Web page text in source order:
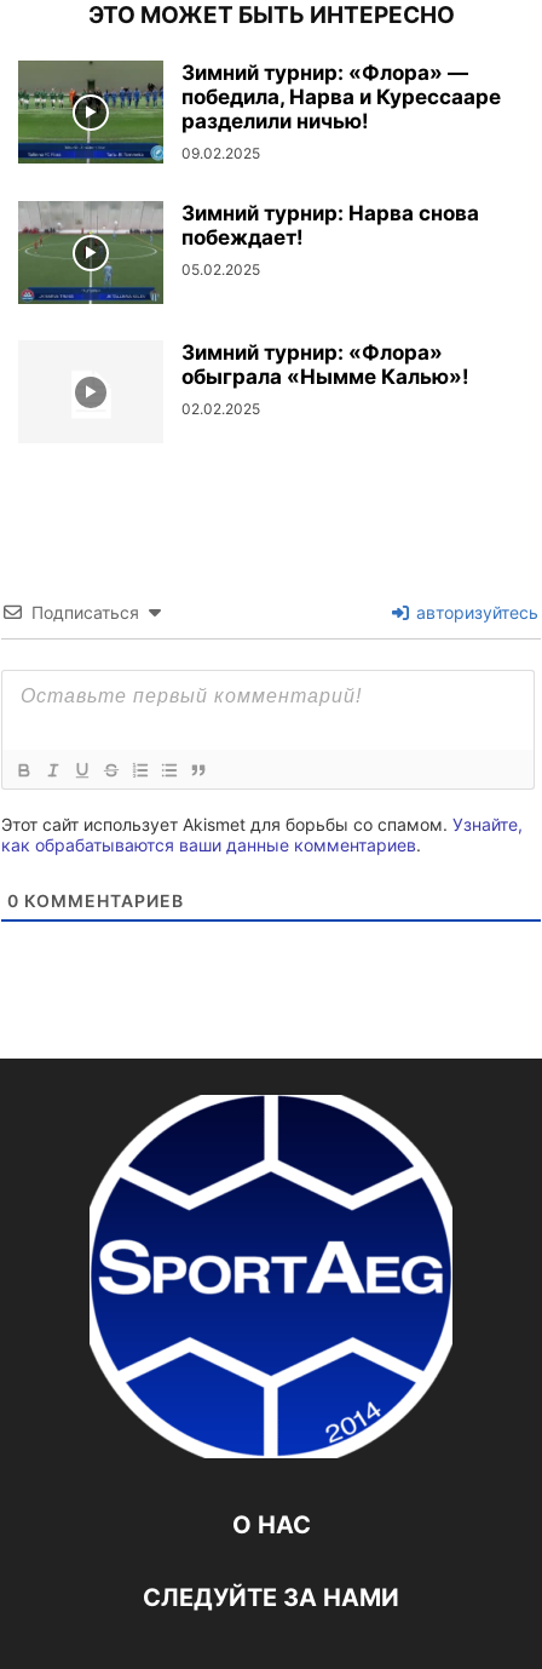
ЭТО МОЖЕТ БЫТЬ ИНТЕРЕСНО
Зимний турнир: «Флора» —
победила, Нарва и Курессааре
разделили ничью!
09.02.2025
Зимний турнир: Нарва снова
побеждает!
05.02.2025
Зимний турнир: «Флора»
обыграла «Нымме Калью»!
02.02.2025
Подписаться авторизуйтесь
Этот сайт использует Akismet для борьбы со спамом. Узнайте,
как обрабатываются ваши данные комментариев.
0 КОММЕНТАРИЕВ
О НАС
СЛЕДУЙТЕ ЗА НАМИ